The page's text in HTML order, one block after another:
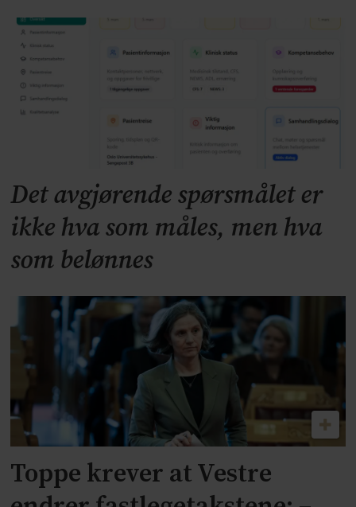
Det avgjørende spørsmålet er
ikke hva som måles, men hva
som belønnes
Toppe krever at Vestre